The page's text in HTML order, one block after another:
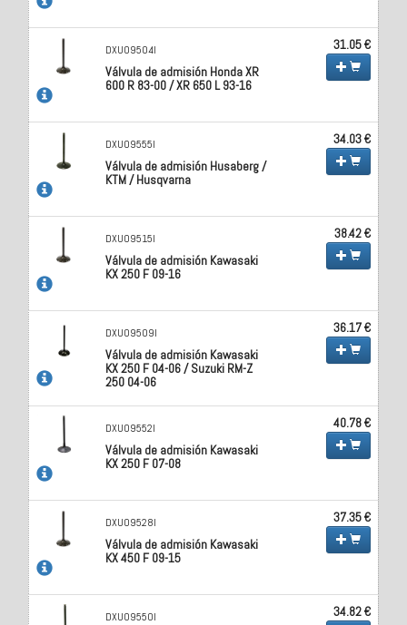
DXU09504I
Válvula de admisión Honda XR
600 R 83-00 / XR 650 L 93-16
31.05 €
DXU09555I
Válvula de admisión Husaberg /
KTM / Husqvarna
34.03 €
DXU09515I
Válvula de admisión Kawasaki
KX 250 F 09-16
38.42 €
DXU09509I
Válvula de admisión Kawasaki
KX 250 F 04-06 / Suzuki RM-Z
250 04-06
36.17 €
DXU09552I
Válvula de admisión Kawasaki
KX 250 F 07-08
40.78 €
DXU09528I
Válvula de admisión Kawasaki
KX 450 F 09-15
37.35 €
DXU09550I 34.82 €